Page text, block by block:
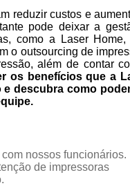
reduzir custos e
pode deixar a
como a Laser Home,
o outsourcing de
além de contar
os benefícios que a
e descubra como
nossos funcionários.
de impressoras